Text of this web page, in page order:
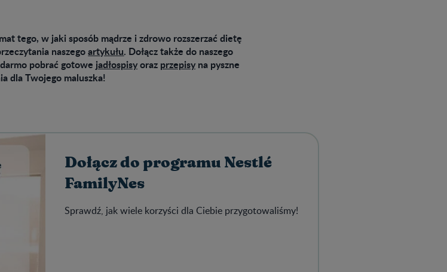
tego, w jaki sposób mądrze i zdrowo rozszerzać dietę
naszegoartykułu. Dołącz także do naszego
pobrać gotowe jadłospisyoraz przepisyna pyszne
dla Twojego maluszka!
Dołącz do programu Nestlé
FamilyNes
Sprawdź, jak wiele korzyści dla Ciebie przygotowaliśmy!